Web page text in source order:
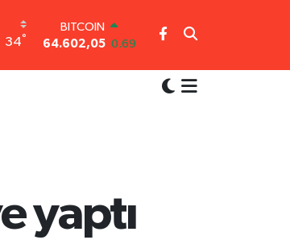
34°
BITCOIN
64.602,05 0.69
13.768 48
yaptı